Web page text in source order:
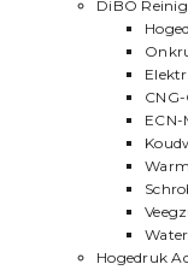
DiBO
ECN-
Hogedruk